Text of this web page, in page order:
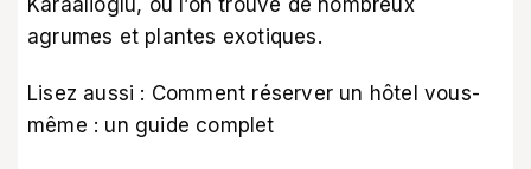
agrumes et plantes exotiques.
Lisez aussi : Comment réserver un hôtel vous-
même : un guide complet